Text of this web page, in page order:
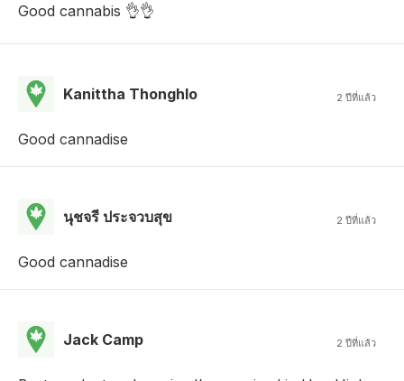
Good cannabis 👌👌
Kanittha Thonghlo 2 ปีที่แล้ว
Good cannadise
นุชจรี ประจวบสุข 2 ปีที่แล้ว
Good cannadise
Jack Camp 2 ปีที่แล้ว